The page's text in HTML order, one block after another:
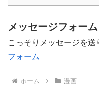
メッセージフォーム
こっそりメッセージを
フォーム
ホーム 漫画